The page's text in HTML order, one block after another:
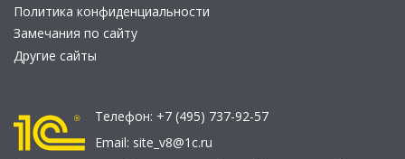
Политика конфиденциальности
Замечания по сайту
Другие сайты
Телефон: +7 (495) 737-92-57
Email: site_v8@1c.ru